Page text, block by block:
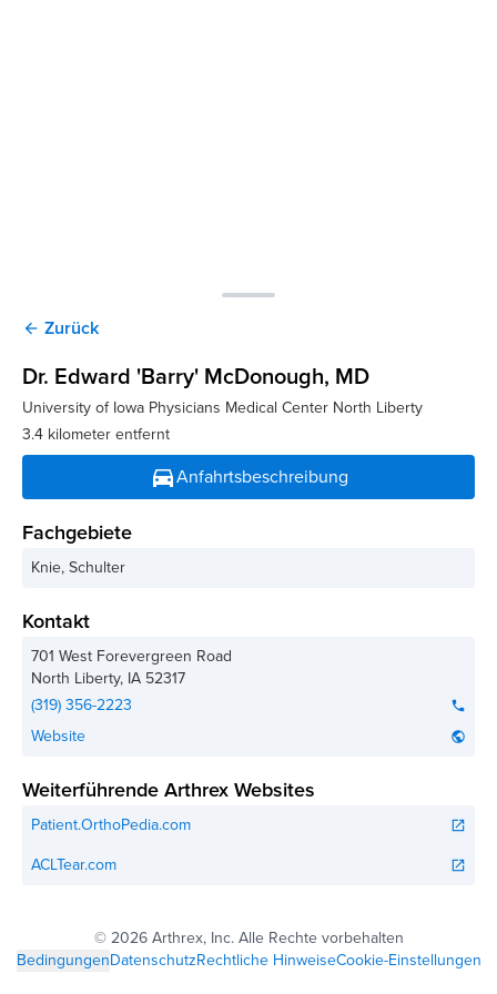
arrow_back Zurück
Dr. Edward 'Barry' McDonough, MD
University of Iowa Physicians Medical Center North Liberty
3.4 kilometer entfernt
directions_carAnfahrtsbeschreibung
Fachgebiete
Knie, Schulter
Kontakt
701 West Forevergreen Road
North Liberty, IA 52317
(319) 356-2223
phone
Website public
Weiterführende Arthrex Websites
Patient.OrthoPedia.com open_in_new
ACLTear.com open_in_new
© 2026 Arthrex, Inc. Alle Rechte vorbehalten
BedingungenDatenschutzRechtliche HinweiseCookie-Einstellungen